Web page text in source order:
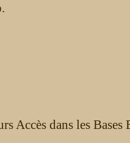
Accès dans les Bases